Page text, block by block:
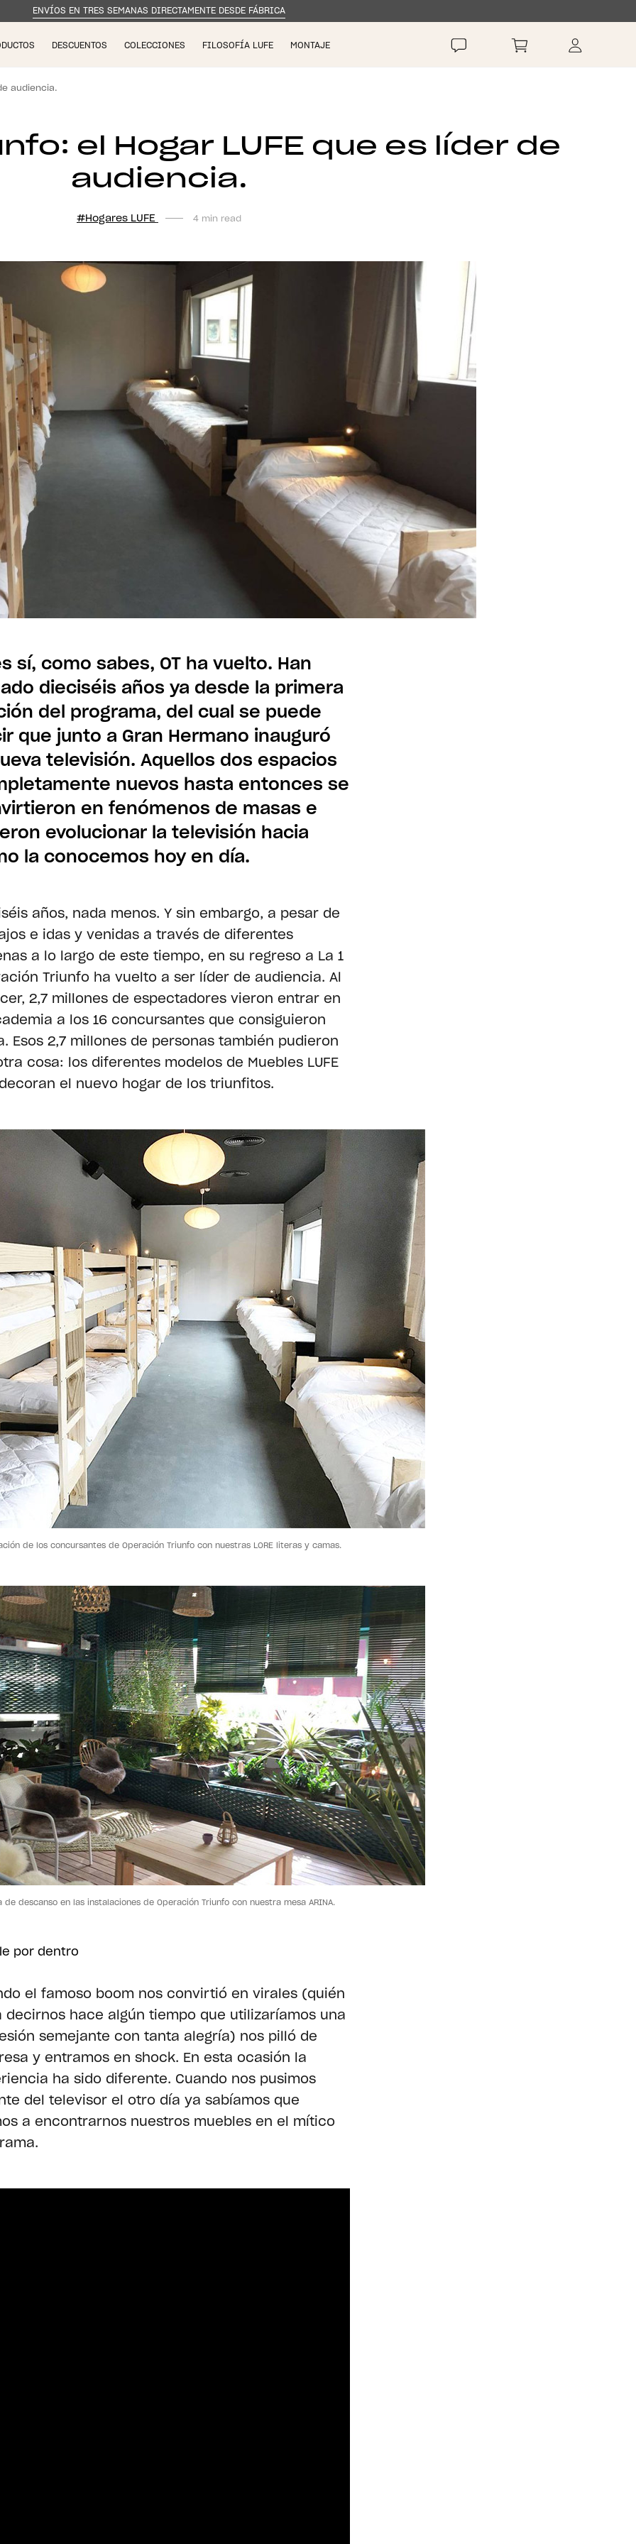
ENVÍOS EN TRES SEMANAS DIRECTAMENTE DESDE FÁBRICA
DESCUENTOS COLECCIONES FILOSOFÍA LUFE MONTAJE
audiencia.
el Hogar LUFE que es líder de
audiencia.
#Hogares LUFE 4 min read
sí, como sabes, OT ha vuelto. Han
dieciséis años ya desde la primera
del programa, del cual se puede
que junto a Gran Hermano inauguró
televisión. Aquellos dos espacios
nuevos hasta entonces se
en fenómenos de masas e
evolucionar la televisión hacia
la conocemos hoy en día.
años, nada menos. Y sin embargo, a pesar de
e idas y venidas a través de diferentes
a lo largo de este tiempo, en su regreso a La 1
Triunfo ha vuelto a ser líder de audiencia. Al
2,7 millones de espectadores vieron entrar en
a los 16 concursantes que consiguieron
Esos 2,7 millones de personas también pudieron
cosa: los diferentes modelos de Muebles LUFE
el nuevo hogar de los triunfitos.
de los concursantes de Operación Triunfo con nuestras LORE literas y camas.
de descanso en las instalaciones de Operación Triunfo con nuestra mesa ARINA.
por dentro
el famoso boom nos convirtió en virales (quién
decirnos hace algún tiempo que utilizaríamos una
semejante con tanta alegría) nos pilló de
y entramos en shock. En esta ocasión la
ha sido diferente. Cuando nos pusimos
del televisor el otro día ya sabíamos que
a encontrarnos nuestros muebles en el mítico